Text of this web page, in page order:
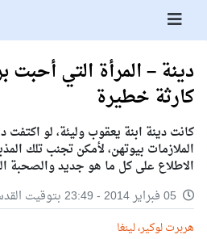
دينة – المرأة التي أحبت
كارثة خطيرة
كانت دينة ابنة يعقوب وليئة، لو اكتفت
الملازمات بيوتهن، لأمكن تجنب تلك
الاطلاع على كل ما هو جديد والصحبة
هربرت لوكير، لينغا